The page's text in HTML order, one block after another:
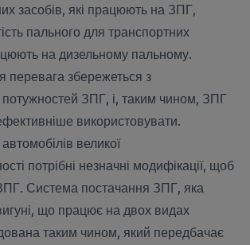
засобів, які працюють на ЗПГ,
пального для транспортних
на дизельному пальному.
перевага збережеться з
ЗПГ, і, таким чином, ЗПГ
використовувати.
великої
потрібні незначні модифікації, щоб
Система постачання ЗПГ, яка
що працює на двох видах
таким чином, який передбачає